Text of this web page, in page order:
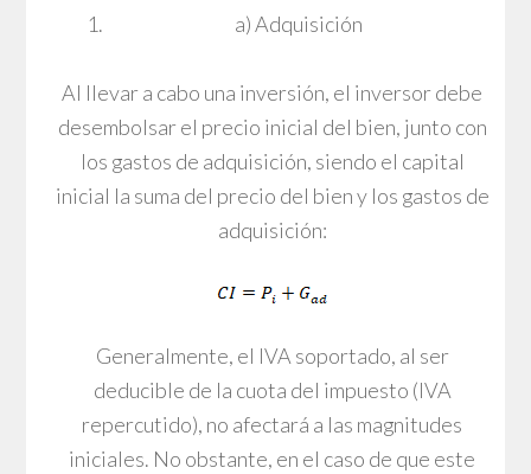
a) Adquisición
Al llevar a cabo una inversión, el inversor debe
desembolsar el precio inicial del bien, junto con
los gastos de adquisición, siendo el capital
inicial la suma del precio del bien y los gastos de
adquisición:
Generalmente, el IVA soportado, al ser
deducible de la cuota del impuesto (IVA
repercutido), no afectará a las magnitudes
iniciales. No obstante, en el caso de que este